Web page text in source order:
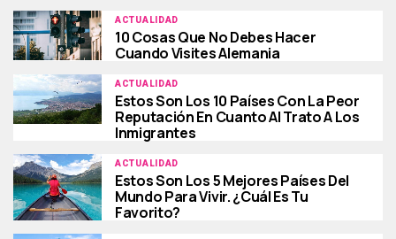
ACTUALIDAD
10 Cosas Que No Debes Hacer
Cuando Visites Alemania
ACTUALIDAD
Estos Son Los 10 Países Con La Peor
Reputación En Cuanto Al Trato A Los
Inmigrantes
ACTUALIDAD
Estos Son Los 5 Mejores Países Del
Mundo Para Vivir. ¿Cuál Es Tu
Favorito?